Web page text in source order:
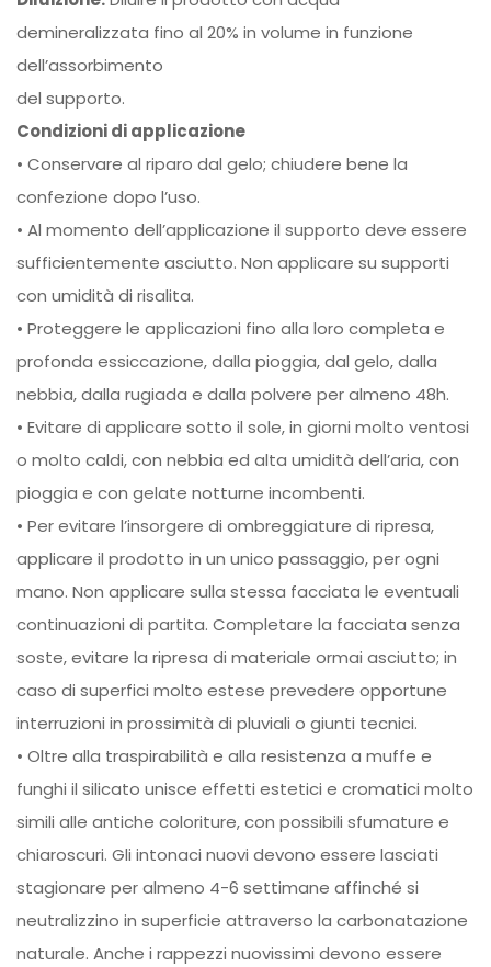
demineralizzata fino al 20% in volume in funzione
dell’assorbimento
del supporto.
Condizioni di applicazione
• Conservare al riparo dal gelo; chiudere bene la
confezione dopo l’uso.
• Al momento dell’applicazione il supporto deve essere
sufficientemente asciutto. Non applicare su supporti
con umidità di risalita.
• Proteggere le applicazioni fino alla loro completa e
profonda essiccazione, dalla pioggia, dal gelo, dalla
nebbia, dalla rugiada e dalla polvere per almeno 48h.
• Evitare di applicare sotto il sole, in giorni molto ventosi
o molto caldi, con nebbia ed alta umidità dell’aria, con
pioggia e con gelate notturne incombenti.
• Per evitare l’insorgere di ombreggiature di ripresa,
applicare il prodotto in un unico passaggio, per ogni
mano. Non applicare sulla stessa facciata le eventuali
continuazioni di partita. Completare la facciata senza
soste, evitare la ripresa di materiale ormai asciutto; in
caso di superfici molto estese prevedere opportune
interruzioni in prossimità di pluviali o giunti tecnici.
• Oltre alla traspirabilità e alla resistenza a muffe e
funghi il silicato unisce effetti estetici e cromatici molto
simili alle antiche coloriture, con possibili sfumature e
chiaroscuri. Gli intonaci nuovi devono essere lasciati
stagionare per almeno 4-6 settimane affinché si
neutralizzino in superficie attraverso la carbonatazione
naturale. Anche i rappezzi nuovissimi devono essere